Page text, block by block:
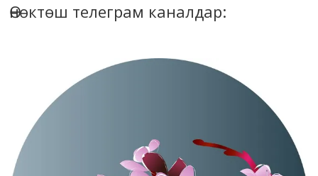
Өнөктөш телеграм каналдар: